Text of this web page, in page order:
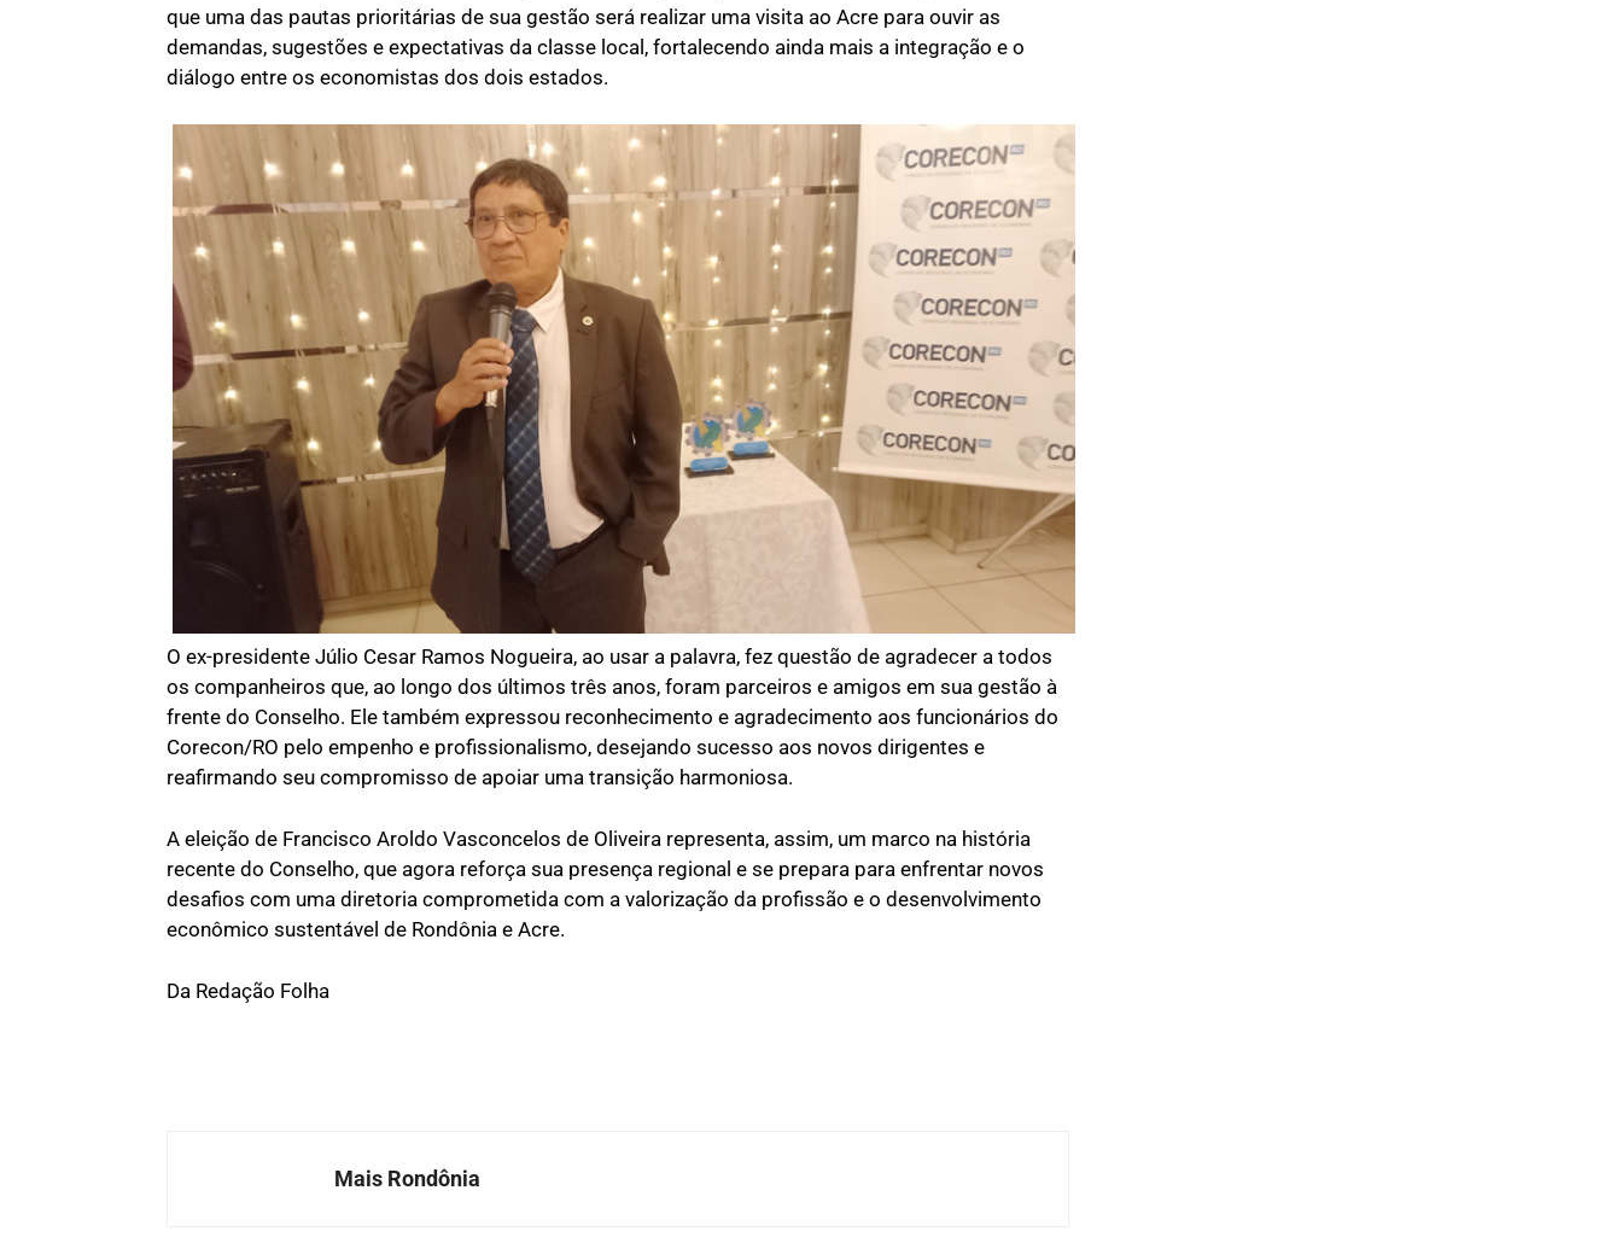
que uma das pautas prioritárias de sua gestão será realizar uma visita ao Acre para ouvir as
demandas, sugestões e expectativas da classe local, fortalecendo ainda mais a integração e o
diálogo entre os economistas dos dois estados.
O ex-presidente Júlio Cesar Ramos Nogueira, ao usar a palavra, fez questão de agradecer a todos
os companheiros que, ao longo dos últimos três anos, foram parceiros e amigos em sua gestão à
frente do Conselho. Ele também expressou reconhecimento e agradecimento aos funcionários do
Corecon/RO pelo empenho e profissionalismo, desejando sucesso aos novos dirigentes e
reafirmando seu compromisso de apoiar uma transição harmoniosa.
A eleição de Francisco Aroldo Vasconcelos de Oliveira representa, assim, um marco na história
recente do Conselho, que agora reforça sua presença regional e se prepara para enfrentar novos
desafios com uma diretoria comprometida com a valorização da profissão e o desenvolvimento
econômico sustentável de Rondônia e Acre.
Da Redação Folha
Mais Rondônia